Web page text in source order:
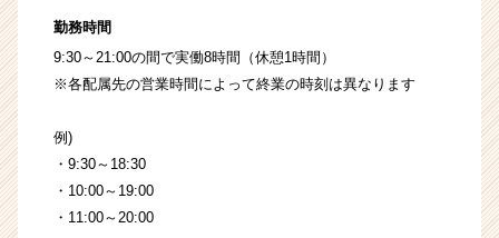
勤務時間
9:30～21:00の間で実働8時間（休憩1時間）
※各配属先の営業時間によって終業の時刻は異なります
例)
・9:30～18:30
・10:00～19:00
・11:00～20:00